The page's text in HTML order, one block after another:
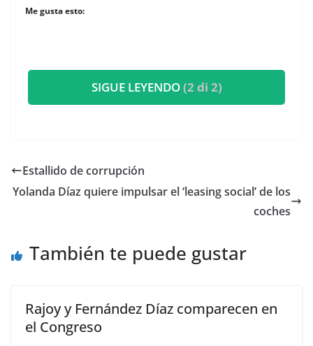
Me gusta esto:
SIGUE LEYENDO(2 di 2)
Estallido de corrupción
Yolanda Díaz quiere impulsar el ‘leasing social’ de los
coches
También te puede gustar
Rajoy y Fernández Díaz comparecen en
el Congreso